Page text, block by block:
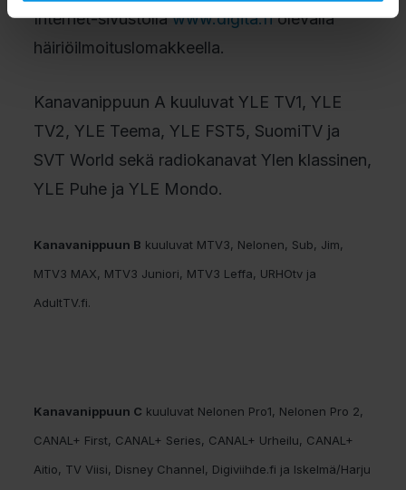
Internet-sivustollawww.digita.fiolevalla
häiriöilmoituslomakkeella.
Kanavanippuun A kuuluvat YLE TV1, YLE
TV2, YLE Teema, YLE FST5, SuomiTV ja
SVT World sekä radiokanavat Ylen klassinen,
YLE Puhe ja YLE Mondo.
Kanavanippuun B kuuluvat MTV3, Nelonen, Sub, Jim,
MTV3 MAX, MTV3 Juniori, MTV3 Leffa, URHOtv ja
AdultTV.fi.
Kanavanippuun C kuuluvat Nelonen Pro1, Nelonen Pro 2,
CANAL+ First, CANAL+ Series, CANAL+ Urheilu, CANAL+
Aitio, TV Viisi, Disney Channel, Digiviihde.fi ja Iskelmä/Harju